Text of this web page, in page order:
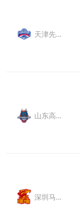
天津先
山东高
深圳马